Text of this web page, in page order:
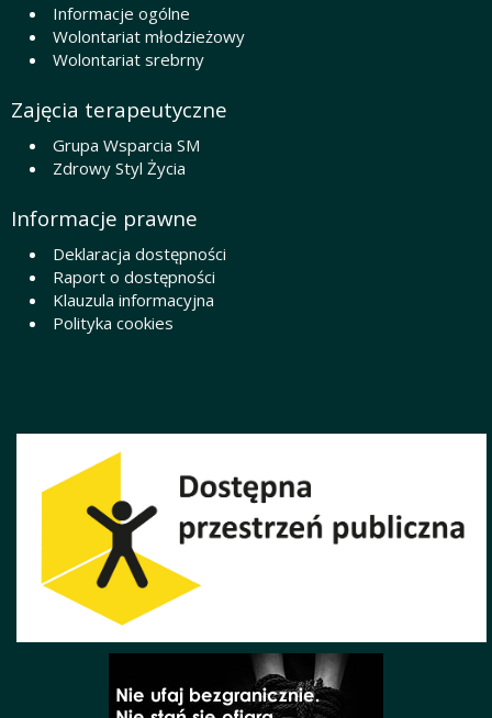
Informacje ogólne
Wolontariat młodzieżowy
Wolontariat srebrny
Zajęcia terapeutyczne
Grupa Wsparcia SM
Zdrowy Styl Życia
Informacje prawne
Deklaracja dostępności
Raport o dostępności
Klauzula informacyjna
Polityka cookies